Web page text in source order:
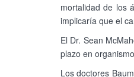
mortalidad de los
implicaría que el
El Dr. Sean
plazo en
Los doctores